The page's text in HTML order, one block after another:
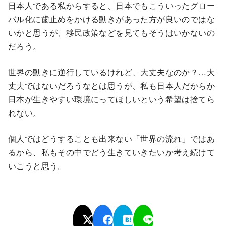
日本人である私からすると、日本でもこういったグロー
バル化に歯止めをかける動きがあった方が良いのではな
いかと思うが、移民政策などを見てもそうはいかないの
だろう。
世界の動きに逆行しているけれど、大丈夫なのか？…大
丈夫ではないだろうなとは思うが、私も日本人だからか
日本が生きやすい環境にってほしいという希望は捨てら
れない。
個人ではどうすることも出来ない「世界の流れ」ではあ
るから、私もその中でどう生きていきたいか考え続けて
いこうと思う。